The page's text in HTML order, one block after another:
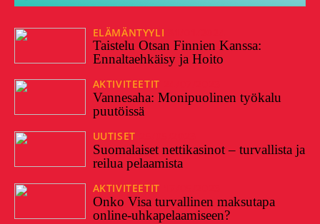
ELÄMÄNTYYLI
Taistelu Otsan Finnien Kanssa:
Ennaltaehkäisy ja Hoito
AKTIVITEETIT
Vannesaha: Monipuolinen työkalu
puutöissä
UUTISET
Suomalaiset nettikasinot – turvallista ja
reilua pelaamista
AKTIVITEETIT
Onko Visa turvallinen maksutapa
online-uhkapelaamiseen?